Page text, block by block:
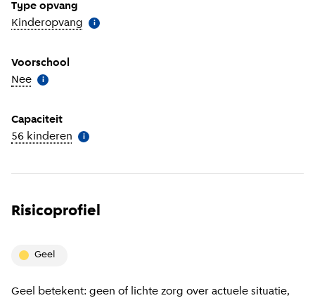
Type opvang
Kinderopvang Meer informatie
i
Voorschool
Nee Meer informatie
i
Capaciteit
56 kinderen Meer informatie
i
Risicoprofiel
geel
Geel betekent: geen of lichte zorg over actuele situatie,